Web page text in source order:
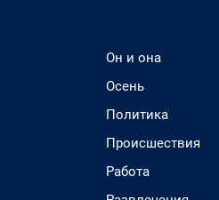
Он и она
Осень
Политика
Происшествия
Работа